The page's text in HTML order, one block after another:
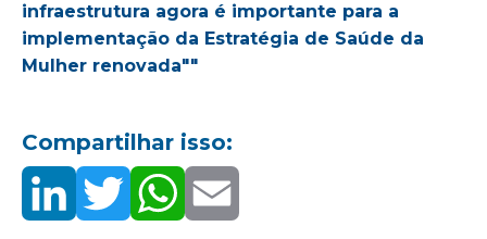
infraestrutura agora é importante para a
implementação da Estratégia de Saúde da
Mulher renovada""
Compartilhar isso: